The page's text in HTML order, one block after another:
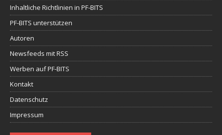
Inhaltliche Richtlinien in PF-BITS
PF-BITS unterstützen
Autoren
Newsfeeds mit RSS
Werben auf PF-BITS
Kontakt
Datenschutz
Impressum